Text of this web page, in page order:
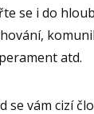
se i do
atd.
se vám cizí